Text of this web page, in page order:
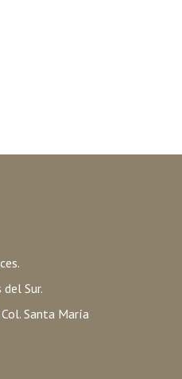
Sur.
Santa María